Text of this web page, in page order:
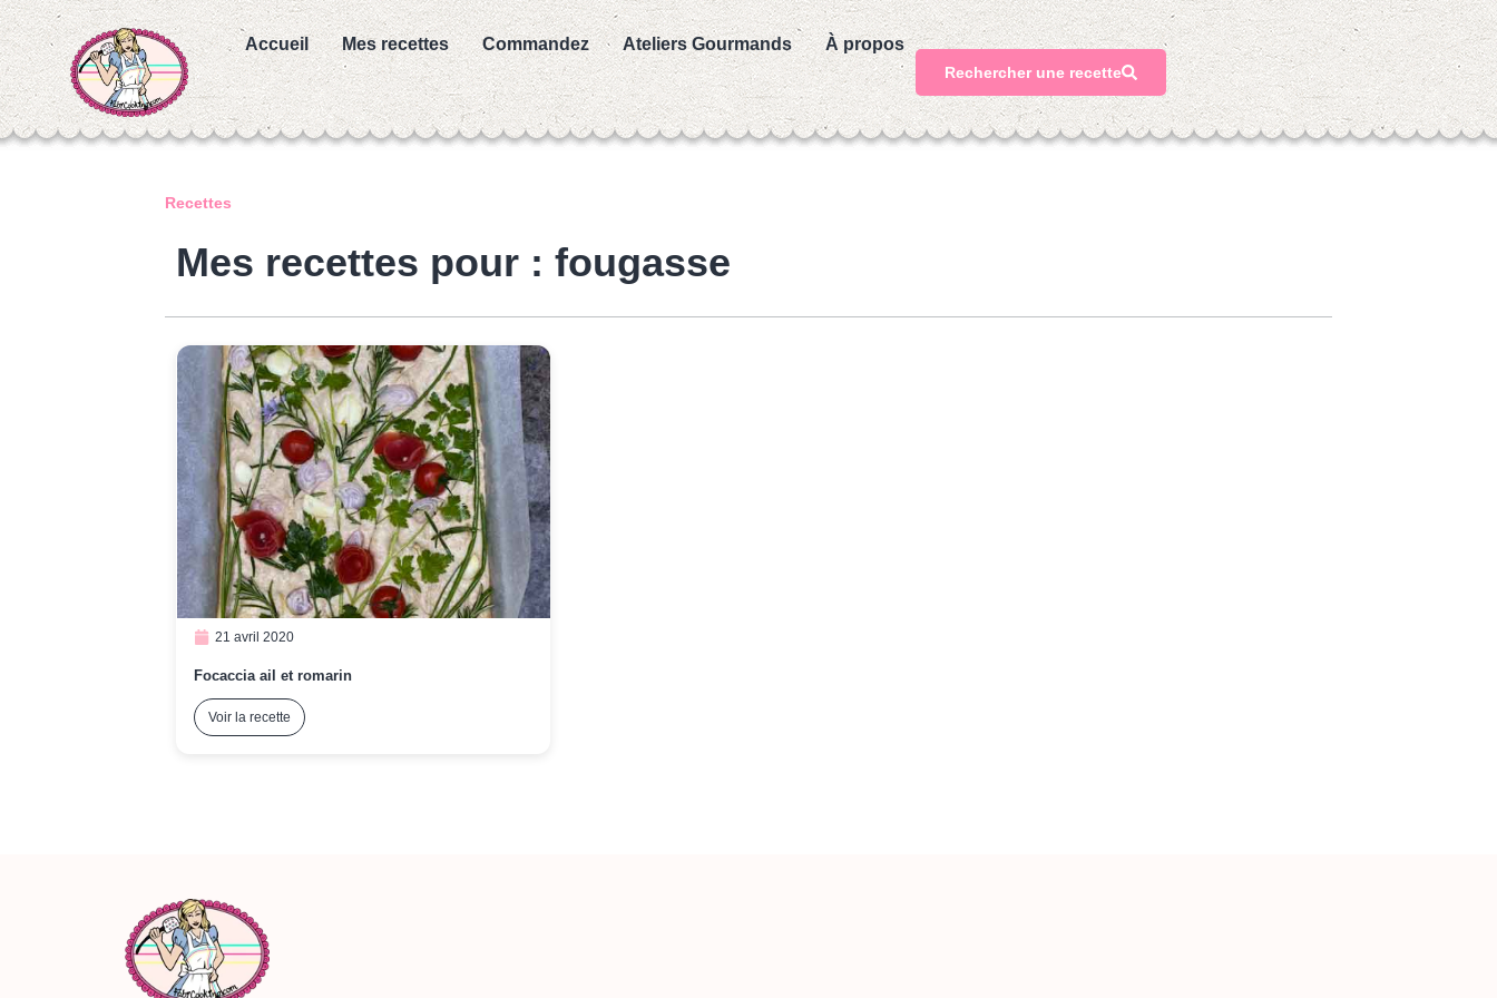
Accueil Mes recettes Commandez Ateliers Gourmands À propos
Rechercher une recette
Recettes
Mes recettes pour : fougasse
21 avril 2020
Focaccia ail et romarin
Voir la recette